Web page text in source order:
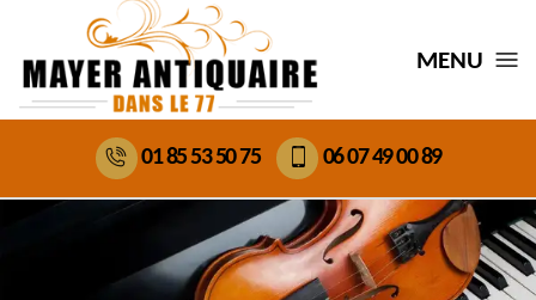
MENU
01 85 53 50 75 06 07 49 00 89